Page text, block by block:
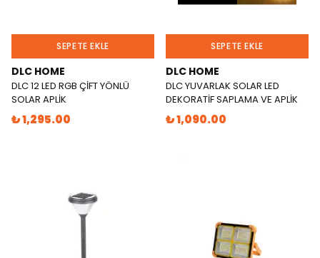
SEPETE EKLE
DLC HOME
DLC 12 LED RGB ÇİFT YÖNLÜ
SOLAR APLİK
₺ 1,295.00
SEPETE EKLE
DLC HOME
DLC YUVARLAK SOLAR LED
DEKORATİF SAPLAMA VE APLİK
₺ 1,090.00